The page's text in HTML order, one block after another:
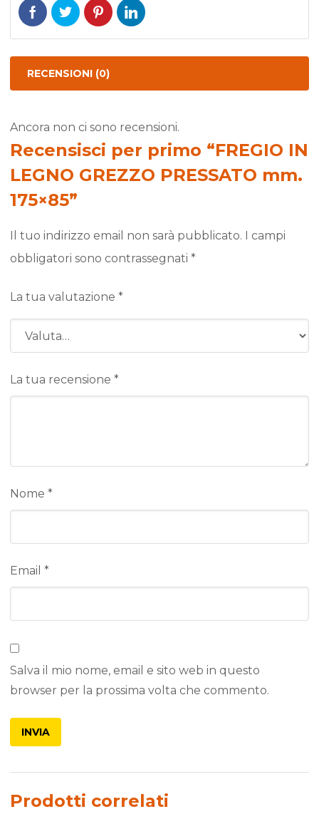
RECENSIONI (0)
Ancora non ci sono recensioni.
Recensisci per primo “FREGIO IN
LEGNO GREZZO PRESSATO mm.
175×85”
Il tuo indirizzo email non sarà pubblicato. I campi
obbligatori sono contrassegnati *
La tua valutazione *
La tua recensione *
Nome *
Email *
Salva il mio nome, email e sito web in questo
browser per la prossima volta che commento.
Prodotti correlati